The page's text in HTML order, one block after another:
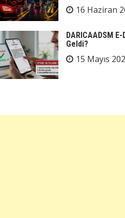
16 Haziran
DARICAADSM
Geldi?
15 Mayıs